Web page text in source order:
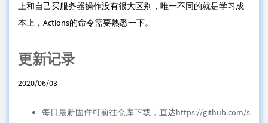
上和自己买服务器操作没有很大区别，唯一不同的就是学习成
本上，Actions的命令需要熟悉一下。
更新记录
2020/06/03
每日最新固件可前往仓库下载，直达https://github.com/s